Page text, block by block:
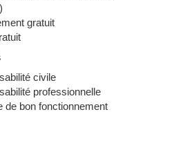
gratuit
civile
professionnelle
de bon fonctionnement